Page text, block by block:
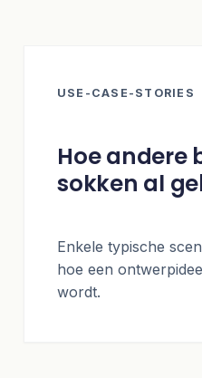
USE-CASE-STORIES
Hoe andere
sokken al
Enkele typische
hoe een
wordt.